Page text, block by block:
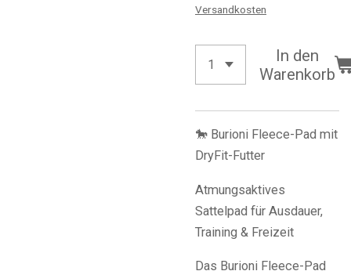
Versandkosten
In den
Warenkorb
🐎 Burioni Fleece-Pad mit
DryFit-Futter
Atmungsaktives
Sattelpad für Ausdauer,
Training & Freizeit
Das Burioni Fleece-Pad